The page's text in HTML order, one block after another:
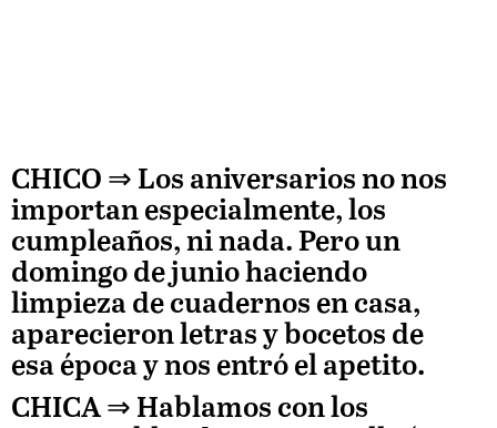
CHICO ⇒ Los aniversarios no nos
importan especialmente, los
cumpleaños, ni nada. Pero un
domingo de junio haciendo
limpieza de cuadernos en casa,
aparecieron letras y bocetos de
esa época y nos entró el apetito.
CHICA⇒ Hablamos con los